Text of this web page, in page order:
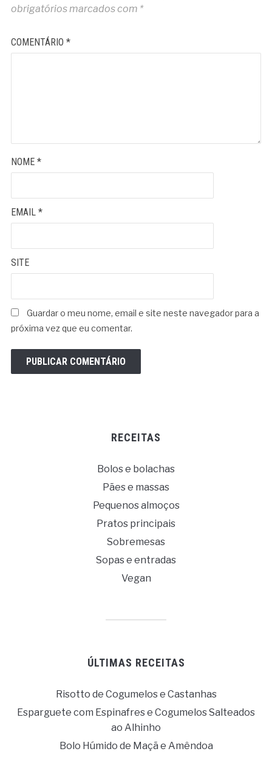
obrigatórios marcados com *
COMENTÁRIO *
NOME *
EMAIL *
SITE
Guardar o meu nome, email e site neste navegador para a
próxima vez que eu comentar.
RECEITAS
Bolos e bolachas
Pães e massas
Pequenos almoços
Pratos principais
Sobremesas
Sopas e entradas
Vegan
ÚLTIMAS RECEITAS
Risotto de Cogumelos e Castanhas
Esparguete com Espinafres e Cogumelos Salteados
ao Alhinho
Bolo Húmido de Maçã e Amêndoa